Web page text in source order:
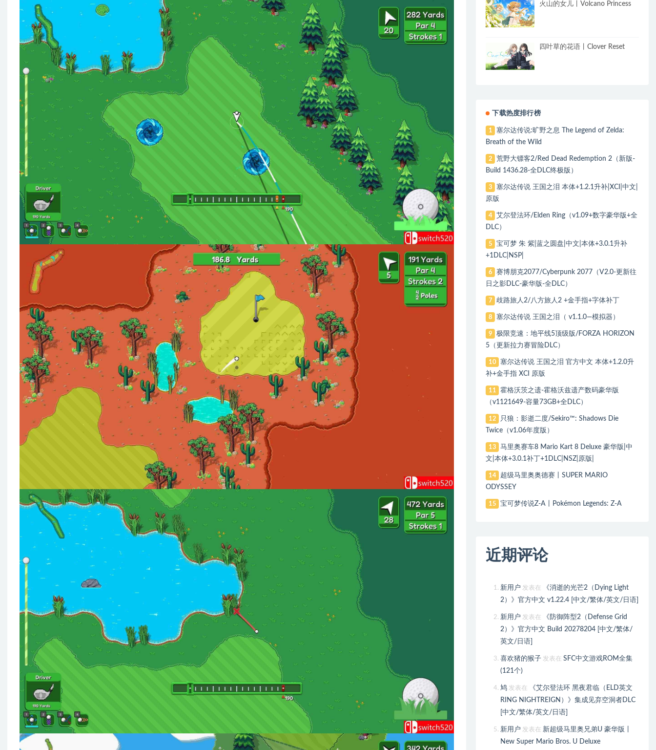
火山的女儿丨Volcano Princess
四叶草的花语丨Clover Reset
下载热度排行榜
1
塞尔达传说:旷野之息 The Legend of Zelda:
Breath of the Wild
2
荒野大镖客2/Red Dead Redemption 2（新版-
Build 1436.28-全DLC终极版）
3
塞尔达传说 王国之泪 本体+1.2.1升补|XCI|中文|
原版
4
艾尔登法环/Elden Ring（v1.09+数字豪华版+全
DLC）
5
宝可梦 朱 紫|蓝之圆盘|中文|本体+3.0.1升补
+1DLC|NSP|
6
赛博朋克2077/Cyberpunk 2077（V2.0-更新往
日之影DLC-豪华版-全DLC）
7 歧路旅人2/八方旅人2 +金手指+字体补丁
8 塞尔达传说 王国之泪（ v1.1.0—模拟器）
9
极限竞速：地平线5顶级版/FORZA HORIZON
5（更新拉力赛冒险DLC）
10
塞尔达传说 王国之泪 官方中文 本体+1.2.0升
补+金手指 XCI 原版
11
霍格沃茨之遗-霍格沃兹遗产数码豪华版
（v1121649-容量73GB+全DLC）
12
只狼：影逝二度/Sekiro™: Shadows Die
Twice（v1.06年度版）
13
马里奥赛车8 Mario Kart 8 Deluxe 豪华版|中
文|本体+3.0.1补丁+1DLC|NSZ|原版|
14
超级马里奥奥德赛丨SUPER MARIO
ODYSSEY
15 宝可梦传说Z-A丨Pokémon Legends: Z-A
近期评论
新用户 发表在
《消逝的光芒2（Dying Light
2）》官方中文 v1.22.4 [中文/繁体/英文/日语]
新用户 发表在
《防御阵型2（Defense Grid
2）》官方中文 Build 20278204 [中文/繁体/
英文/日语]
喜欢猪的猴子 发表在SFC中文游戏ROM全集
(121个)
鸠 发表在
《艾尔登法环 黑夜君临（ELD英文
RING NIGHTREIGN）》集成见弃空洞者DLC
[中文/繁体/英文/日语]
新用户 发表在 新超级马里奥兄弟U 豪华版丨
New Super Mario Bros. U Deluxe